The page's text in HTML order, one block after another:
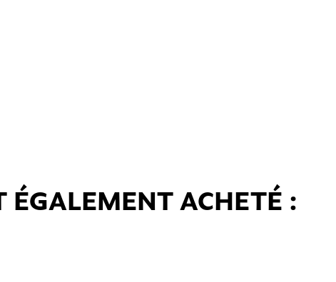
ÉGALEMENT ACHETÉ :